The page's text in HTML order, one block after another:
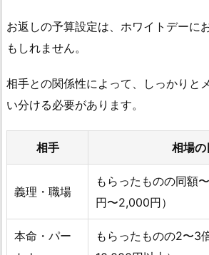
お返しの予算設定は、ホワイトデーに
もしれません。
相手との関係性によって、しっかりと
い分ける必要があります。
相手 相場の
義理・職場
もらったものの同額
円〜2,000円）
本命・パー
もらったものの2〜3